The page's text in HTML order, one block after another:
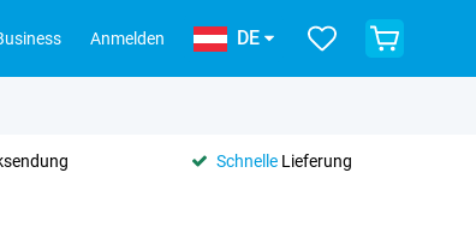
Anmelden DE
SchnelleLieferung